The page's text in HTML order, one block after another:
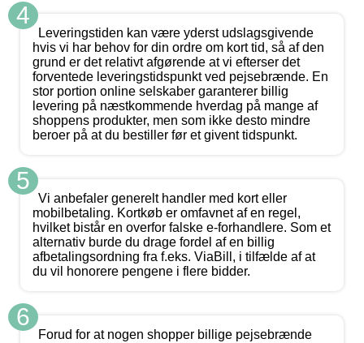
4
Leveringstiden kan være yderst udslagsgivende
hvis vi har behov for din ordre om kort tid, så af den
grund er det relativt afgørende at vi efterser det
forventede leveringstidspunkt ved pejsebrænde. En
stor portion online selskaber garanterer billig
levering på næstkommende hverdag på mange af
shoppens produkter, men som ikke desto mindre
beroer på at du bestiller før et givent tidspunkt.
5
Vi anbefaler generelt handler med kort eller
mobilbetaling. Kortkøb er omfavnet af en regel,
hvilket bistår en overfor falske e-forhandlere. Som et
alternativ burde du drage fordel af en billig
afbetalingsordning fra f.eks. ViaBill, i tilfælde af at
du vil honorere pengene i flere bidder.
6
Forud for at nogen shopper billige pejsebrænde